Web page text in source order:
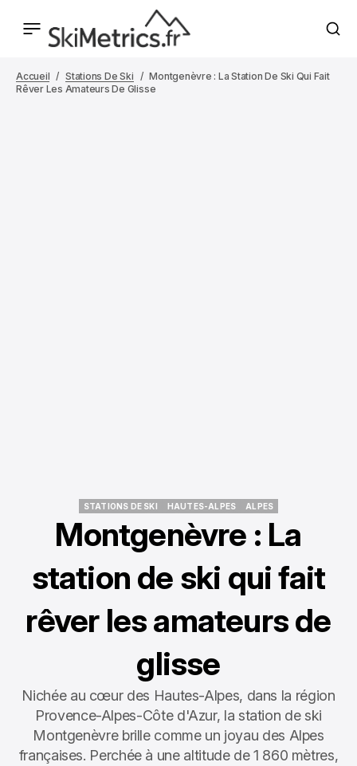
Accueil Stations De Ski
Montgenèvre : La Station De Ski Qui Fait
Rêver Les Amateurs De Glisse
STATIONS DE SKI
HAUTES-ALPES
ALPES
Montgenèvre : La
station de ski qui fait
rêver les amateurs de
glisse
Nichée au cœur des Hautes-Alpes, dans la région
Provence-Alpes-Côte d'Azur, la station de ski
Montgenèvre brille comme un joyau des Alpes
françaises. Perchée à une altitude de 1 860 mètres,